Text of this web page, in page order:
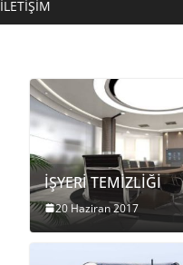
İLETİŞİM
İŞYERİ TEMİZLİĞİ
20 Haziran 2017